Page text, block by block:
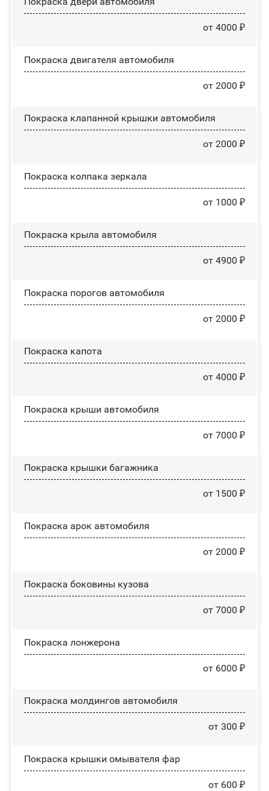
от 4000 ₽
Покраска двигателя автомобиля
от 2000 ₽
Покраска клапанной крышки автомобиля
от 2000 ₽
Покраска колпака зеркала
от 1000 ₽
Покраска крыла автомобиля
от 4900 ₽
Покраска порогов автомобиля
от 2000 ₽
Покраска капота
от 4000 ₽
Покраска крыши автомобиля
от 7000 ₽
Покраска крышки багажника
от 1500 ₽
Покраска арок автомобиля
от 2000 ₽
Покраска боковины кузова
от 7000 ₽
Покраска лонжерона
от 6000 ₽
Покраска молдингов автомобиля
от 300 ₽
Покраска крышки омывателя фар
от 600 ₽